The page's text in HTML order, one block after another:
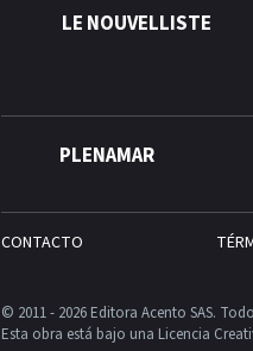
LE NOUVELLISTE
PLENAMAR
CONTACTO
© 2011 - 2026 Editora Acento SAS.
Esta obra está bajo una Licencia